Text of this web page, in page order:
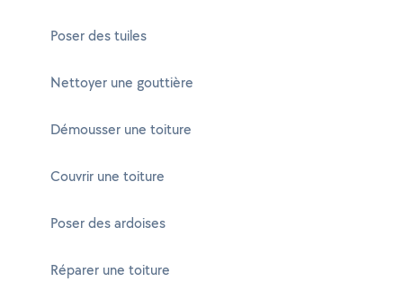
Poser des tuiles
Nettoyer une gouttière
Démousser une toiture
Couvrir une toiture
Poser des ardoises
Réparer une toiture